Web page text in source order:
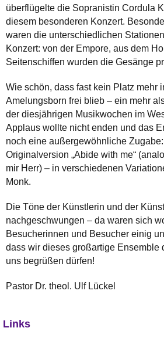
überflügelte die Sopranistin Cordula
diesem besonderen Konzert.
waren die unterschiedlichen
Konzert: von der Empore, aus dem
Seitenschiffen wurden die Gesänge
Wie schön, dass fast kein Platz mehr
Amelungsborn frei blieb – ein mehr
der diesjährigen Musikwochen im
Applaus wollte nicht enden und das
noch eine außergewöhnliche
Originalversion „Abide with me“
mir Herr) – in verschiedenen
Monk.
Die Töne der Künstlerin und der
nachgeschwungen – da waren sich
Besucherinnen und Besucher einig
dass wir dieses großartige Ensemble
uns begrüßen dürfen!
Pastor Dr. theol. Ulf Lückel
Links